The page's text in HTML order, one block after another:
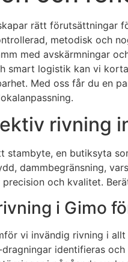
rätt förutsättningar
metodisk och
med avskärmningar
smart logistik kan vi
Med oss får du en
rivning
stambyte, en butiksyta
dammbegränsning,
precision och kvalitet.
i Gimo
vi invändig rivning i
identifieras